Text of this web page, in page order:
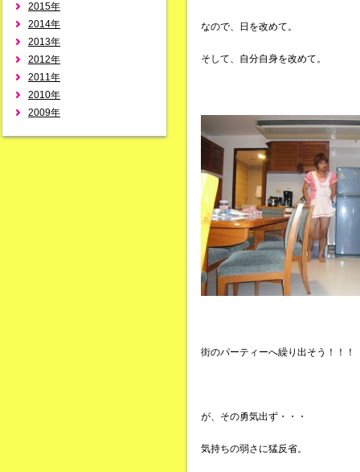
2015年
2014年
2013年
2012年
2011年
2010年
2009年
なので、日を改めて。
そして、自分自身を改めて。
街のパーティーへ繰り出そう！！！
が、その勇気出ず・・・
気持ちの弱さに猛反省。